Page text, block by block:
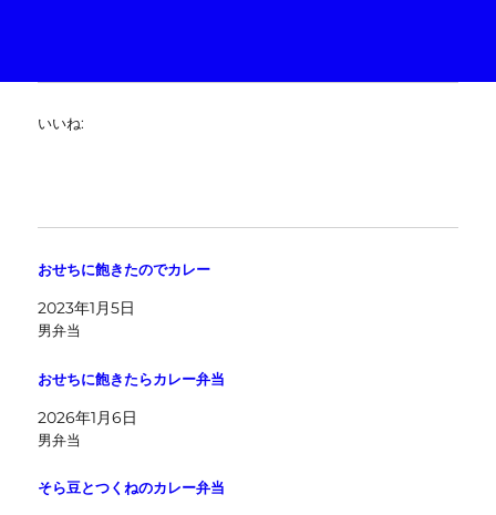
いいね:
おせちに飽きたのでカレー
2023年1月5日
男弁当
おせちに飽きたらカレー弁当
2026年1月6日
男弁当
そら豆とつくねのカレー弁当